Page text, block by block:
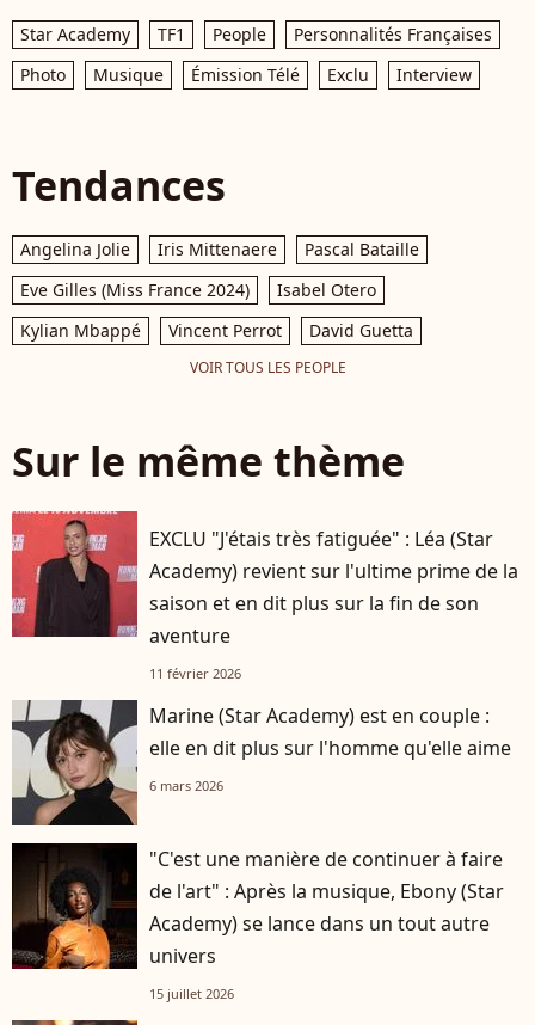
Star Academy TF1 People
Personnalités Françaises
Photo
Musique Émission Télé Exclu Interview
Tendances
Angelina Jolie Iris Mittenaere
Pascal Bataille
Eve Gilles (Miss France 2024)
Isabel Otero
Kylian Mbappé
Vincent Perrot David Guetta
VOIR TOUS LES PEOPLE
Sur le même thème
EXCLU "J'étais très fatiguée" : Léa (Star
Academy) revient sur l'ultime prime de la
saison et en dit plus sur la fin de son
aventure
11 février 2026
Marine (Star Academy) est en couple :
elle en dit plus sur l'homme qu'elle aime
6 mars 2026
"C'est une manière de continuer à faire
de l'art" : Après la musique, Ebony (Star
Academy) se lance dans un tout autre
univers
15 juillet 2026